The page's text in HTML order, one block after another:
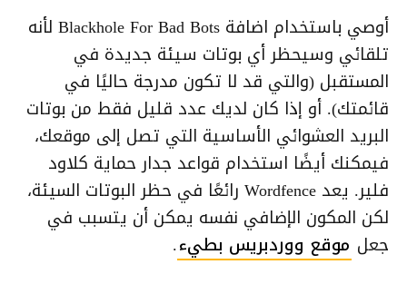
أوصي باستخدام اضافة Blackhole For Bad Bots لأنه
تلقائي وسيحظر أي بوتات سيئة جديدة في
المستقبل (والتي قد لا تكون مدرجة حاليًا في
قائمتك). أو إذا كان لديك عدد قليل فقط من بوتات
البريد العشوائي الأساسية التي تصل إلى موقعك،
فيمكنك أيضًا استخدام قواعد جدار حماية كلاود
فلير. يعد Wordfence رائعًا في حظر البوتات السيئة،
لكن المكون الإضافي نفسه يمكن أن يتسبب في
جعل موقع ووردبريس بطيء.